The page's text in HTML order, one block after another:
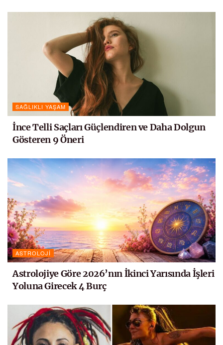
SAĞLIKLI YAŞAM
İnce Telli Saçları Güçlendiren ve Daha Dolgun
Gösteren 9 Öneri
ASTROLOJI
Astrolojiye Göre 2026’nın İkinci Yarısında İşleri
Yoluna Girecek 4 Burç